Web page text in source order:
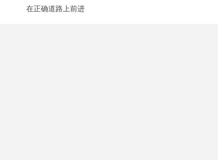
在正确道路上前进